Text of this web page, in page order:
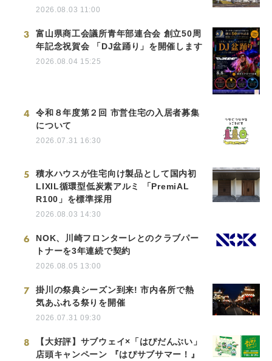
2026.08.03 11:00
3
富山県商工会議所青年部連合会 創立50周
年記念祝賀会 「DJ盆踊り」を開催します
2026.08.04 15:25
4
令和８年度第２回 市営住宅の入居者募集
について
2026.07.31 16:30
5
積水ハウスが住宅向け製品として国内初
LIXIL循環型低炭素アルミ 「PremiAL
R100」を標準採用
2026.08.03 14:30
6
NOK、川崎フロンターレとのクラブパー
トナーを3年連続で契約
2026.08.05 13:00
7
掛川の祭典シーズン到来! 市内各所で熱
気あふれる祭りを開催
2026.07.31 09:30
8
【大好評】サブウェイ×「はぴだんぶい」
店頭キャンペーン 『はぴサブサマー！』